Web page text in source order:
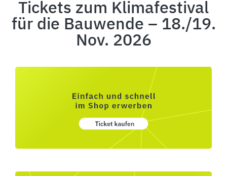
Tickets zum Klimafestival
für die Bauwende – 18./19.
Nov. 2026